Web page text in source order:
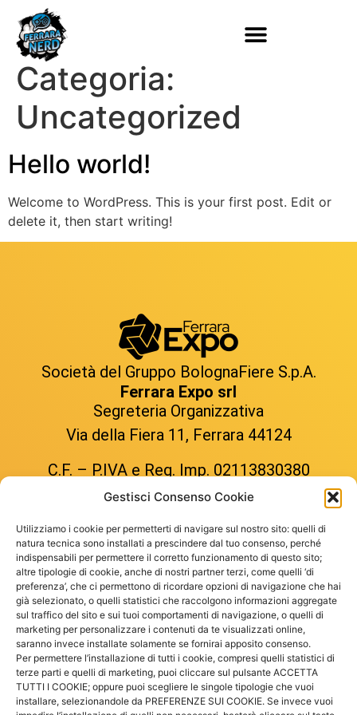
Gestisci Consenso Cookie
Utilizziamo i cookie per permetterti di navigare sul nostro sito: quelli di
natura tecnica sono installati a prescindere dal tuo consenso, perché
indispensabili per permettere il corretto funzionamento di questo sito;
altre tipologie di cookie, anche di nostri partner terzi, come quelli ‘di
preferenza’, che ci permettono di ricordare opzioni di navigazione che hai
già selezionato, o quelli statistici che raccolgono informazioni aggregate
sul traffico del sito e sui tuoi comportamenti di navigazione, o quelli di
marketing per personalizzare i contenuti da te visualizzati online,
saranno invece installate solamente se fornirai apposito consenso.
Per permettere l’installazione di tutti i cookie, compresi quelli statistici di
terze parti e quelli di marketing, puoi cliccare sul pulsante ACCETTA
TUTTI I COOKIE; oppure puoi scegliere le singole tipologie che vuoi
installare, selezionandole da PREFERENZE SUI COOKIE. Se invece vuoi
Categoria:
Uncategorized
Hello world!
Welcome to WordPress. This is your first post. Edit or
delete it, then start writing!
Società del Gruppo BolognaFiere S.p.A.
Ferrara Expo srl
Segreteria Organizzativa
Via della Fiera 11, Ferrara 44124
C.F. – P.IVA e Reg. Imp. 02113830380
REA FE-226928
Tel. +39 0532 900713
segreteria@ferraraexpo.com
ferraraexpo@legalmail.it
www.ferraraexpo.com
Con il Patrocinio del: